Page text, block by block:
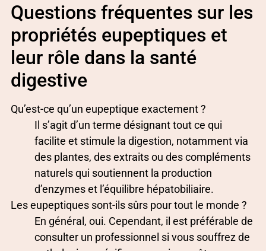
Questions fréquentes sur les
propriétés eupeptiques et
leur rôle dans la santé
digestive
Qu’est-ce qu’un eupeptique exactement ?
Il s’agit d’un terme désignant tout ce qui
facilite et stimule la digestion, notamment via
des plantes, des extraits ou des compléments
naturels qui soutiennent la production
d’enzymes et l’équilibre hépatobiliaire.
Les eupeptiques sont-ils sûrs pour tout le monde ?
En général, oui. Cependant, il est préférable de
consulter un professionnel si vous souffrez de